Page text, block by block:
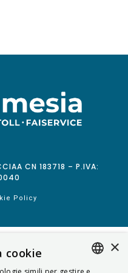
CN 183718 – P.IVA:
Policy
×
cookie